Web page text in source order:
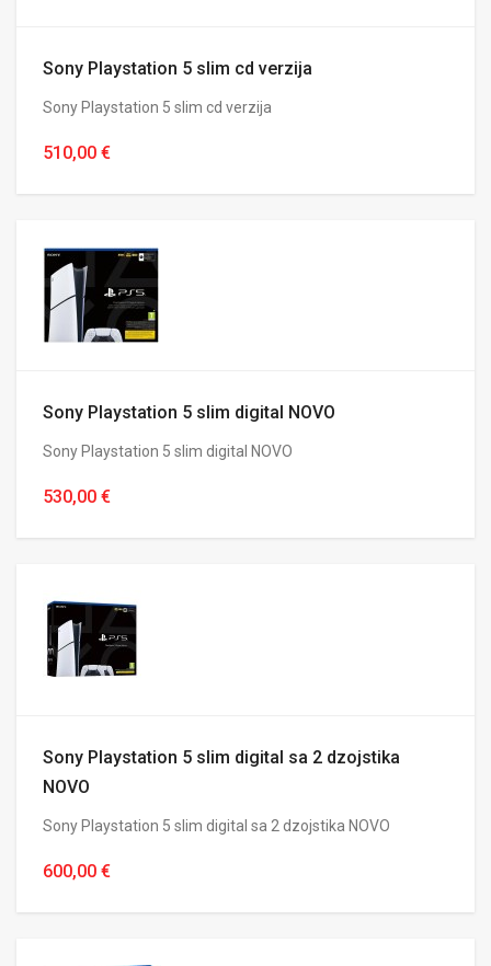
Sony Playstation 5 slim cd verzija
Sony Playstation 5 slim cd verzija
510,00 €
Sony Playstation 5 slim digital NOVO
Sony Playstation 5 slim digital NOVO
530,00 €
Sony Playstation 5 slim digital sa 2 dzojstika
NOVO
Sony Playstation 5 slim digital sa 2 dzojstika NOVO
600,00 €